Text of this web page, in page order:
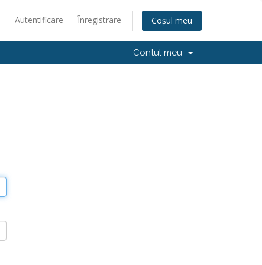
Autentificare Înregistrare Coșul meu
Contul meu